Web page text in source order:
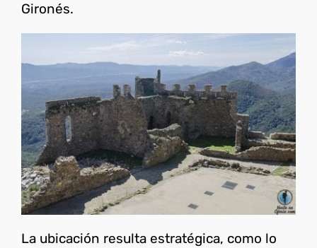
Gironés.
La ubicación resulta estratégica, como lo